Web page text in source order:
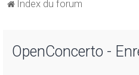
Index du forum
OpenConcerto -